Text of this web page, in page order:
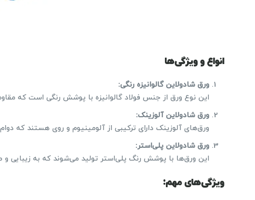
انواع و ویژگی‌ها
ورق شادولاین گالوانیزه رنگی:
این نوع ورق از جنس فولاد گالوانیزه با پوشش رنگی است که
ورق شادولاین آلوزینک:
ورق‌های آلوزینک دارای ترکیبی از آلومینیوم و روی هستند که
ورق شادولاین پلی‌استر:
این ورق‌ها با پوشش رنگ پلی‌استر تولید می‌شوند که به زیبایی و
ویژگی‌های مهم: